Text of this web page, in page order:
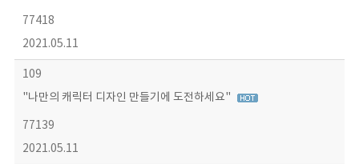
77418
2021.05.11
109
"나만의 캐릭터 디자인 만들기에 도전하세요"
77139
2021.05.11